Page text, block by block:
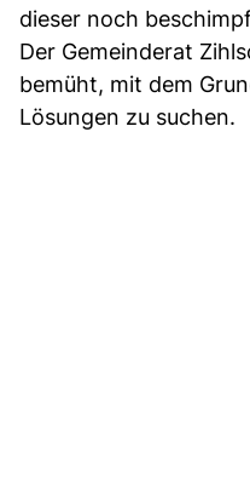
dieser noch
Der Gemeinderat
bemüht, mit dem
Lösungen zu suchen.